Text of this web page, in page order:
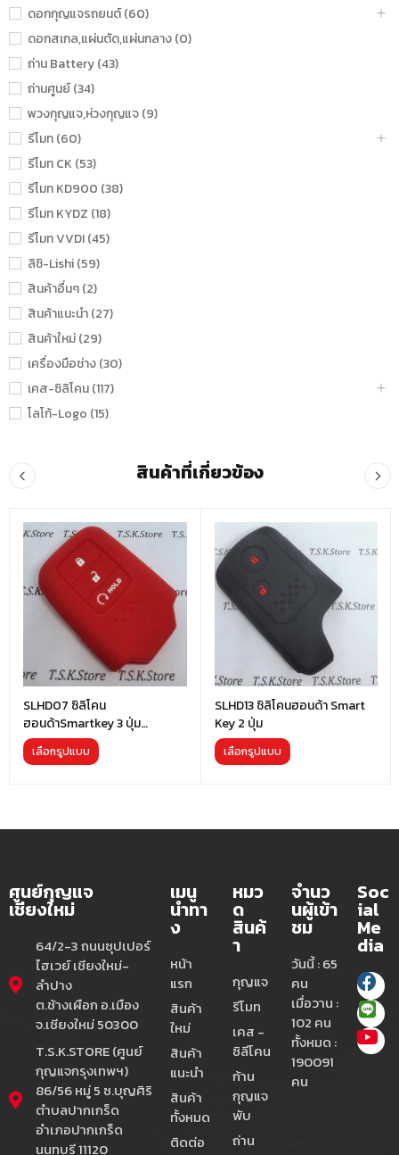
ดอกกุญแจรถยนต์ (60)
ดอกสเกล,แผ่นตัด,แผ่นกลาง (0)
ถ่าน Battery (43)
ถ่านศูนย์ (34)
พวงกุญแจ,ห่วงกุญแจ (9)
รีโมท (60)
รีโมท CK (53)
รีโมท KD900 (38)
รีโมท KYDZ (18)
รีโมท VVDI (45)
ลิชิ-Lishi (59)
สินค้าอื่นๆ (2)
สินค้าแนะนำ (27)
สินค้าใหม่ (29)
เครื่องมือช่าง (30)
เคส-ซิลิโคน (117)
โลโก้-Logo (15)
สินค้าที่เกี่ยวข้อง
SLHD07 ซิลิโคน
ฮอนด้าSmartkey 3 ปุ่ม
(ปุ่มHold)
เลือกรูปแบบ
SLHD13 ซิลิโคนฮอนด้า Smart
Key 2 ปุ่ม
เลือกรูปแบบ
ศูนย์กุญแจ
เชียงใหม่
64/2-3 ถนนซุปเปอร์
ไฮเวย์ เชียงใหม่-
ลำปาง
ต.ช้างเผือก อ.เมือง
จ.เชียงใหม่ 50300
T.S.K.STORE (ศูนย์
กุญแจกรุงเทพฯ)
86/56 หมู่ 5 ซ.บุญศิริ
ตำบลปากเกร็ด
อำเภอปากเกร็ด
นนทบุรี 11120
เมนู
นำทา
ง
หน้า
แรก
สินค้า
ใหม่
สินค้า
แนะนำ
สินค้า
ทั้งหมด
ติดต่อ
หมว
ด
สินค้
า
กุญแจ
รีโมท
เคส -
ซิลีโคน
ก้าน
กุญแจ
พับ
ถ่าน
จำนว
นผู้เข้า
ชม
วันนี้ : 65
คน
เมื่อวาน :
102 คน
ทั้งหมด :
190091
คน
Soc
ial
Me
dia